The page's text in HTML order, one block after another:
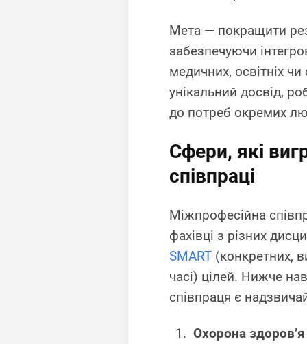
Мета — покращити
забезпечуючи
медичних, освітніх
унікальний досвід,
до потреб окремих
Сфери, які
співпраці
Міжпрофесійна
фахівці з різних
SMART (конкретних,
часі) цілей. Нижче
співпраця є
Охорона здоров’я